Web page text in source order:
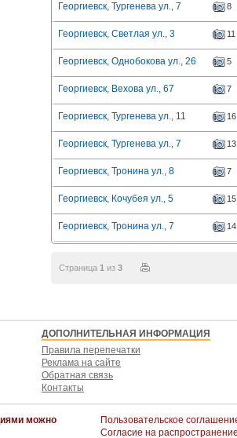
Георгиевск, Тургенева ул., 7 8
Георгиевск, Светлая ул., 3 11
Георгиевск, Однобокова ул., 26 5
Георгиевск, Вехова ул., 67 7
Георгиевск, Тургенева ул., 11 16
Георгиевск, Тургенева ул., 7 13
Георгиевск, Тронина ул., 8 7
Георгиевск, Кочубея ул., 5 15
Георгиевск, Тронина ул., 7 14
Страница 1 из 3
ДОПОЛНИТЕЛЬНАЯ ИНФОРМАЦИЯ
Правила перепечатки
Реклама на сайте
Обратная связь
Контакты
можно
Пользовательское
Согласие на